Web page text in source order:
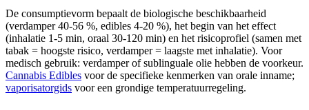
De consumptievorm bepaalt de biologische beschikbaarheid
(verdamper 40-56 %, edibles 4-20 %), het begin van het effect
(inhalatie 1-5 min, oraal 30-120 min) en het risicoprofiel (samen met
tabak = hoogste risico, verdamper = laagste met inhalatie). Voor
medisch gebruik: verdamper of sublinguale olie hebben de voorkeur.
Cannabis Edibles voor de specifieke kenmerken van orale inname;
vaporisatorgids voor een grondige temperatuurregeling.